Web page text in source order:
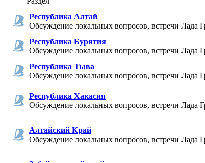
Республика Алтай
Обсуждение локальных вопросов, встречи Лада
Республика Бурятия
Обсуждение локальных вопросов, встречи Лада
Республика Тыва
Обсуждение локальных вопросов, встречи Лада
Республика Хакасия
Обсуждение локальных вопросов, встречи Лада
Алтайский Край
Обсуждение локальных вопросов, встречи Лада